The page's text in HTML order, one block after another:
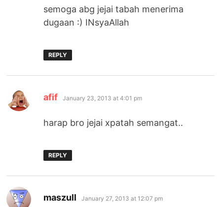
semoga abg jejai tabah menerima
dugaan :) INsyaAllah
REPLY
afif says:
January 23, 2013 at 4:01 pm
harap bro jejai xpatah semangat..
REPLY
maszull says:
January 27, 2013 at 12:07 pm